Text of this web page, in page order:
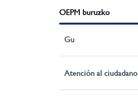
OEPM buruzko
Gu
Atención al ciudadano